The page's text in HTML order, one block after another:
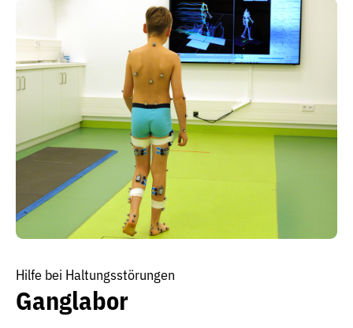
Hilfe bei Haltungsstörungen
Ganglabor